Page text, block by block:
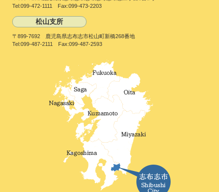
Tel:099-472-1111 Fax:099-473-2203
松山支所
〒899-7692 鹿児島県志布志市松山町新橋268番地
Tel:099-487-2111 Fax:099-487-2593